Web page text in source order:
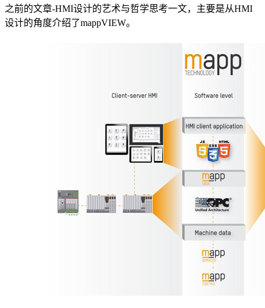
之前的文章-HMI设计的艺术与哲学思考一文，主要是从HMI
设计的角度介绍了mappVIEW。